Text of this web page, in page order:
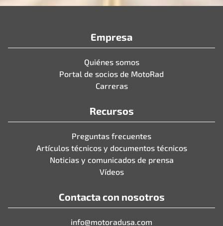
Empresa
Quiénes somos
Portal de socios de MotoRad
Carreras
Recursos
Preguntas frecuentes
Artículos técnicos y documentos técnicos
Noticias y comunicados de prensa
Vídeos
Contacta con nosotros
info@motoradusa.com